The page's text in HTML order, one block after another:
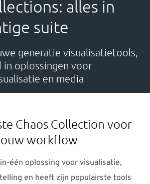
we je helpen?
Brasil Danmark
alles in
suite
generatie visualisatietools,
in oplossingen voor
en media
Chaos Collection voor
workflow
één oplossing voor visualisatie,
en heeft zijn populairste tools